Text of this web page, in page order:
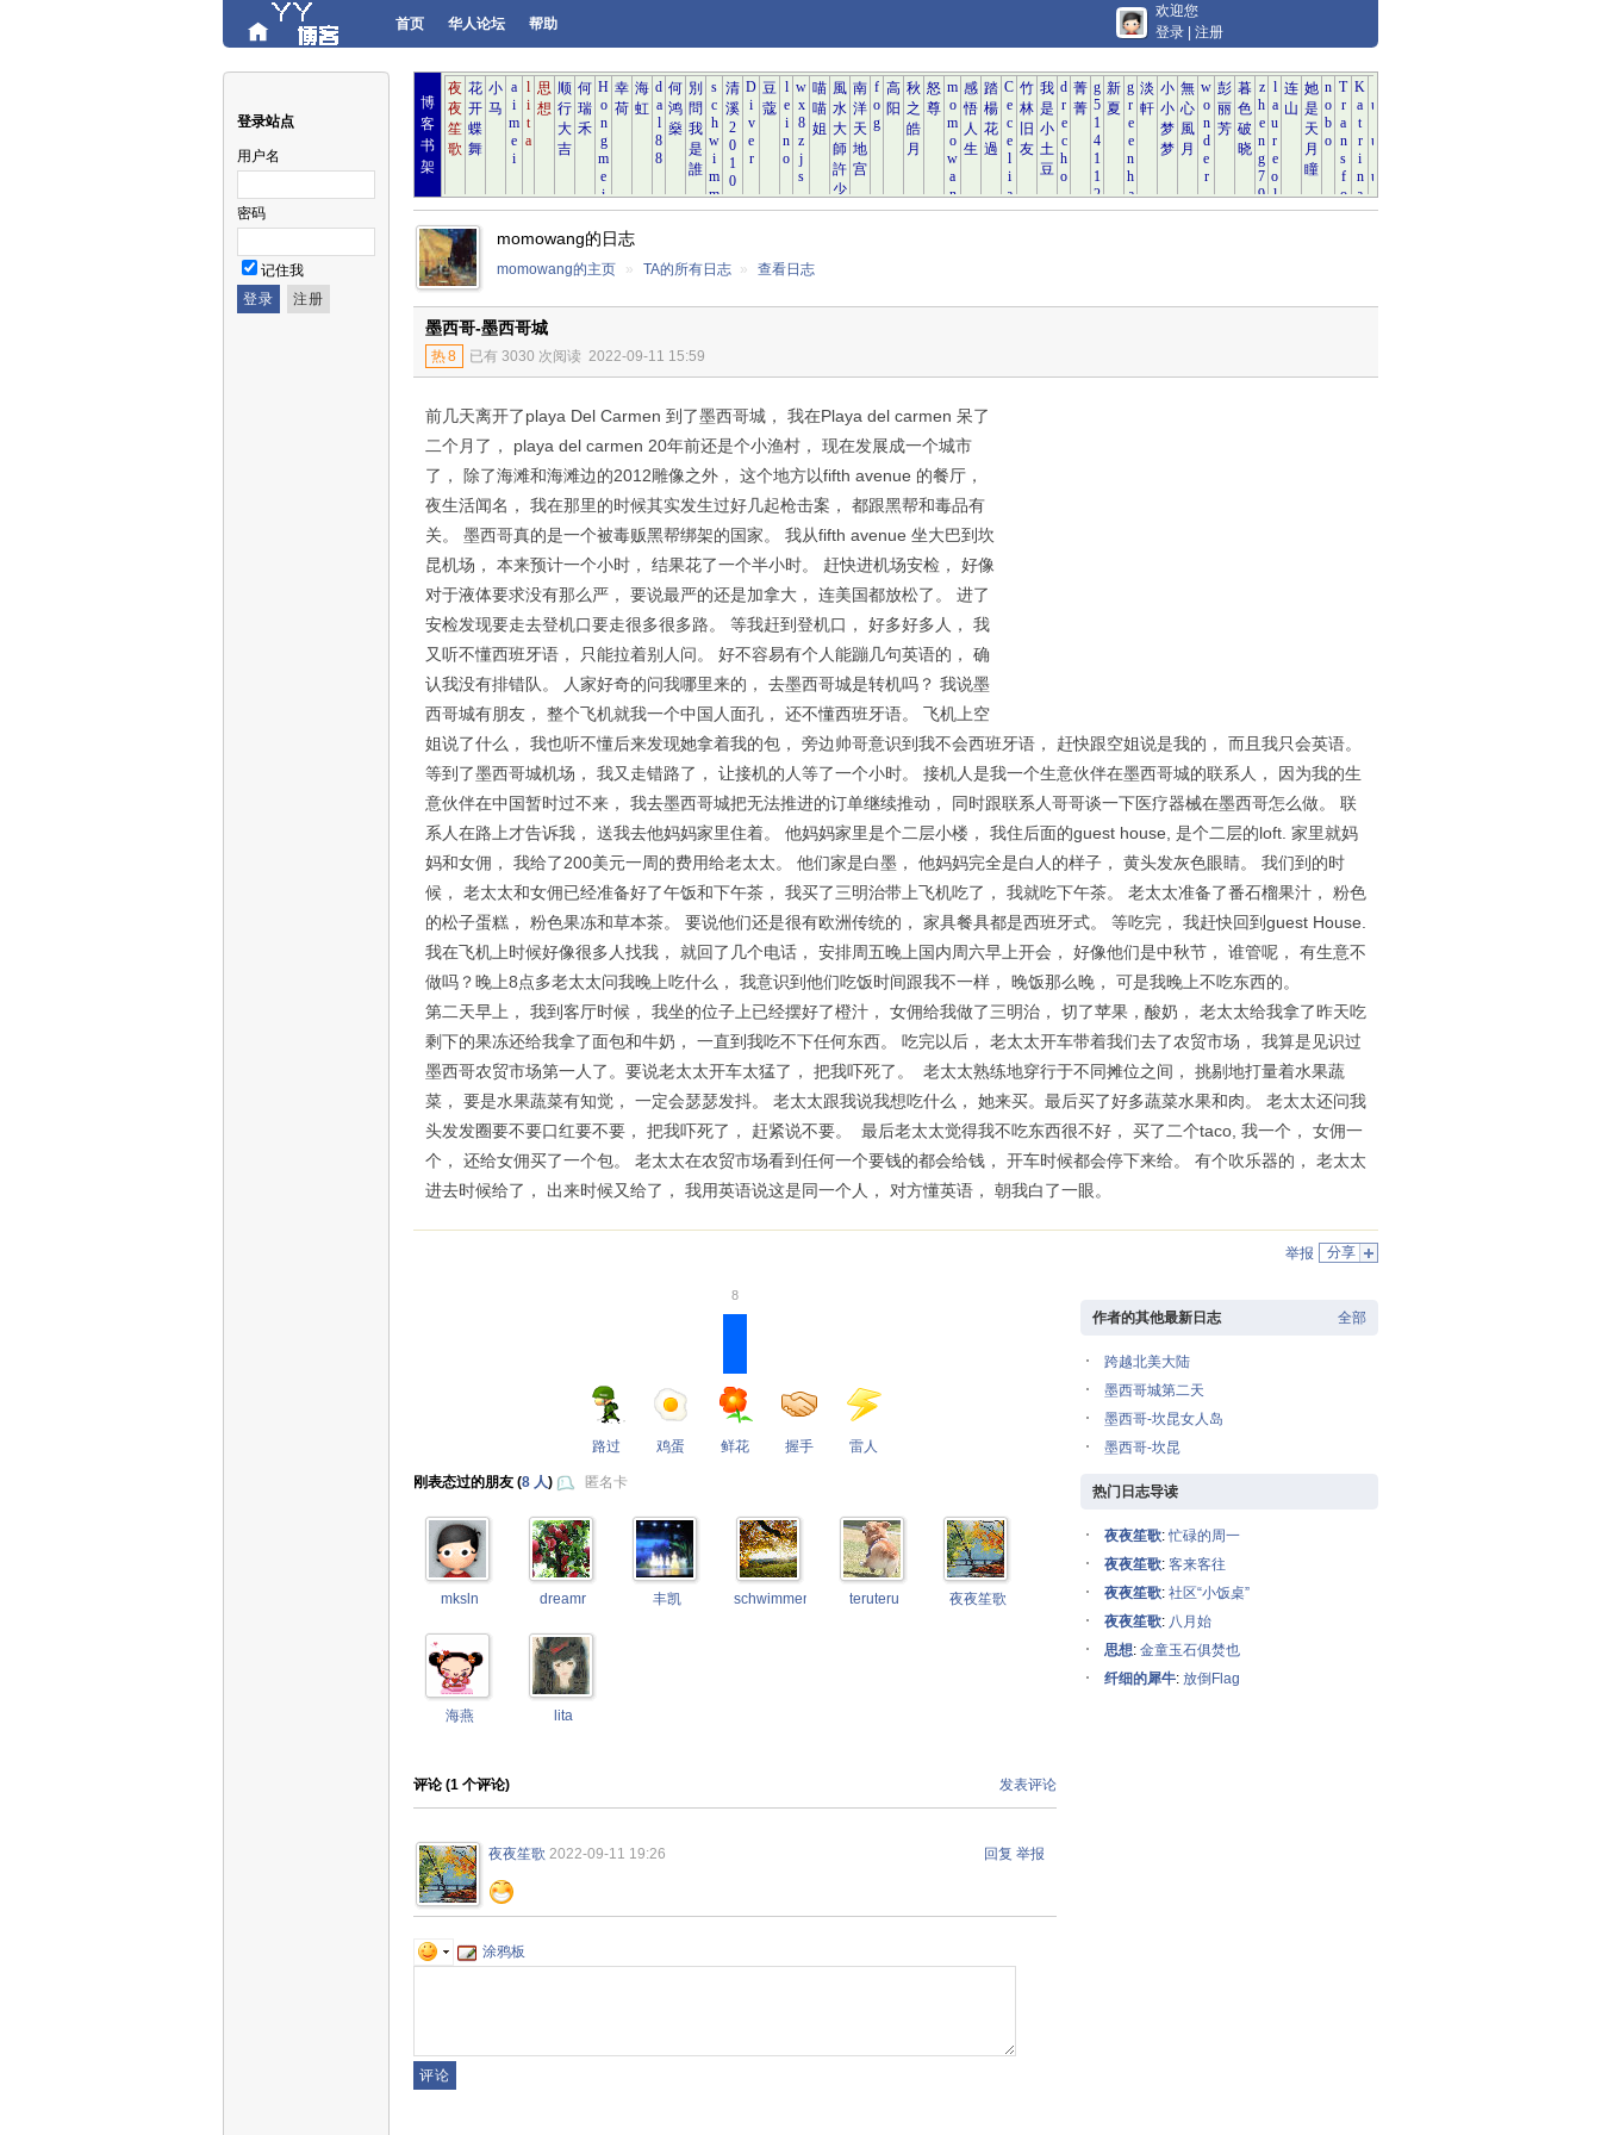
首页 华人论坛 帮助
欢迎您
登录
注册
登录站点
用户名
密码
记住我
博
客
书
架
momowang的日志
momowang的主页 » TA的所有日志 » 查看日志
墨西哥-墨西哥城
热8 已有 3030 次阅读 2022-09-11 15:59
前几天离开了playa Del Carmen 到了墨西哥城， 我在Playa del carmen 呆了
二个月了， playa del carmen 20年前还是个小渔村， 现在发展成一个城市
了， 除了海滩和海滩边的2012雕像之外， 这个地方以fifth avenue 的餐厅，
夜生活闻名， 我在那里的时候其实发生过好几起枪击案， 都跟黑帮和毒品有
关。 墨西哥真的是一个被毒贩黑帮绑架的国家。 我从fifth avenue 坐大巴到坎
昆机场， 本来预计一个小时， 结果花了一个半小时。 赶快进机场安检， 好像
对于液体要求没有那么严， 要说最严的还是加拿大， 连美国都放松了。 进了
安检发现要走去登机口要走很多很多路。 等我赶到登机口， 好多好多人， 我
又听不懂西班牙语， 只能拉着别人问。 好不容易有个人能蹦几句英语的， 确
认我没有排错队。 人家好奇的问我哪里来的， 去墨西哥城是转机吗？ 我说墨
西哥城有朋友， 整个飞机就我一个中国人面孔， 还不懂西班牙语。 飞机上空
姐说了什么， 我也听不懂后来发现她拿着我的包， 旁边帅哥意识到我不会西班牙语， 赶快跟空姐说是我的， 而且我只会英语。
等到了墨西哥城机场， 我又走错路了， 让接机的人等了一个小时。 接机人是我一个生意伙伴在墨西哥城的联系人， 因为我的生
意伙伴在中国暂时过不来， 我去墨西哥城把无法推进的订单继续推动， 同时跟联系人哥哥谈一下医疗器械在墨西哥怎么做。 联
系人在路上才告诉我， 送我去他妈妈家里住着。 他妈妈家里是个二层小楼， 我住后面的guest house, 是个二层的loft. 家里就妈
妈和女佣， 我给了200美元一周的费用给老太太。 他们家是白墨， 他妈妈完全是白人的样子， 黄头发灰色眼睛。 我们到的时
候， 老太太和女佣已经准备好了午饭和下午茶， 我买了三明治带上飞机吃了， 我就吃下午茶。 老太太准备了番石榴果汁， 粉色
的松子蛋糕， 粉色果冻和草本茶。 要说他们还是很有欧洲传统的， 家具餐具都是西班牙式。 等吃完， 我赶快回到guest House.
我在飞机上时候好像很多人找我， 就回了几个电话， 安排周五晚上国内周六早上开会， 好像他们是中秋节， 谁管呢， 有生意不
做吗？晚上8点多老太太问我晚上吃什么， 我意识到他们吃饭时间跟我不一样， 晚饭那么晚， 可是我晚上不吃东西的。
第二天早上， 我到客厅时候， 我坐的位子上已经摆好了橙汁， 女佣给我做了三明治， 切了苹果，酸奶， 老太太给我拿了昨天吃
剩下的果冻还给我拿了面包和牛奶， 一直到我吃不下任何东西。 吃完以后， 老太太开车带着我们去了农贸市场， 我算是见识过
墨西哥农贸市场第一人了。要说老太太开车太猛了， 把我吓死了。 老太太熟练地穿行于不同摊位之间， 挑剔地打量着水果蔬
菜， 要是水果蔬菜有知觉， 一定会瑟瑟发抖。 老太太跟我说我想吃什么， 她来买。最后买了好多蔬菜水果和肉。 老太太还问我
头发发圈要不要口红要不要， 把我吓死了， 赶紧说不要。 最后老太太觉得我不吃东西很不好， 买了二个taco, 我一个， 女佣一
个， 还给女佣买了一个包。 老太太在农贸市场看到任何一个要钱的都会给钱， 开车时候都会停下来给。 有个吹乐器的， 老太太
进去时候给了， 出来时候又给了， 我用英语说这是同一个人， 对方懂英语， 朝我白了一眼。
分享
举报
路过 鸡蛋
8
鲜花 握手 雷人
刚表态过的朋友 (8 人) 匿名卡
mksln dreamr 丰凯 schwimmengool teruteru 夜夜笙歌
海燕 lita
发表评论
评论 (1 个评论)
回复 举报
夜夜笙歌 2022-09-11 19:26
涂鸦板
全部
作者的其他最新日志
跨越北美大陆
墨西哥城第二天
墨西哥-坎昆女人岛
墨西哥-坎昆
热门日志导读
夜夜笙歌:忙碌的周一
夜夜笙歌: 客来客往
夜夜笙歌: 社区“小饭桌”
夜夜笙歌: 八月始
思想: 金童玉石俱焚也
纤细的犀牛: 放倒Flag